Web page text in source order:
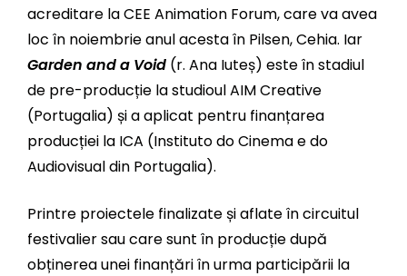
acreditare la CEE Animation Forum, care va avea
loc în noiembrie anul acesta în Pilsen, Cehia. Iar
Garden and a Void (r. Ana Iuteș) este în stadiul
de pre-producție la studioul AIM Creative
(Portugalia) și a aplicat pentru finanțarea
producției la ICA (Instituto do Cinema e do
Audiovisual din Portugalia).
Printre proiectele finalizate și aflate în circuitul
festivalier sau care sunt în producție după
obținerea unei finanțări în urma participării la